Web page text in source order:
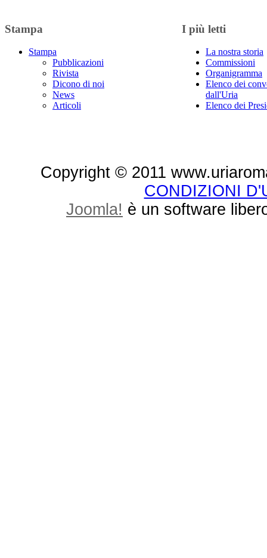
Stampa
Stampa
Pubblicazioni
Rivista
Dicono di noi
News
Articoli
I più letti
La nostra storia
Commissioni
Organigramma
Elenco dei
dall'Uria
Elenco dei
Copyright © 2011
CONDIZIONI
Joomla! è un software